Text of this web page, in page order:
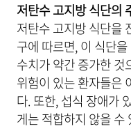
저탄수 고지방 식단의
저탄수 고지방 식단을
구에 따르면, 이 식단
수치가 약간 증가한 것
위험이 있는 환자들은
다. 또한, 섭식 장애가
게는 적합하지 않을 수